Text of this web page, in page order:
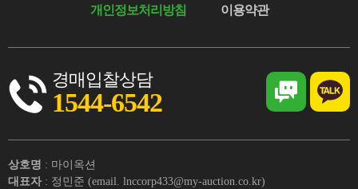
개인정보처리방침 이용약관
경매입찰상담
1544-6542
상호명 : 마이옥션
대표자 : 정민준 (email. lnccorp433@my-auction.co.kr)